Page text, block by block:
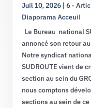
Juil 10, 2026| 6 -
Diaporama Acceuil
Le Bureau national
annoncé son retour
Notre syndicat
SUDROUTE vient de
section au sein du
nous comptons
sections au sein de